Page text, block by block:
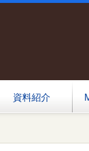
資料紹介